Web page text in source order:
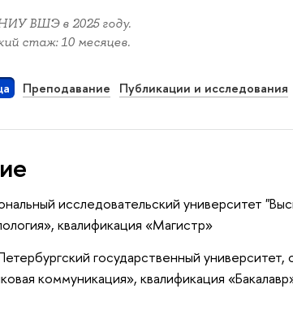
ВШЭ в 2025 году.
стаж: 10 месяцев.
Преподавание Публикации и исследования
исследовательский университет
квалификация «Магистр»
государственный
коммуникация», квалификация